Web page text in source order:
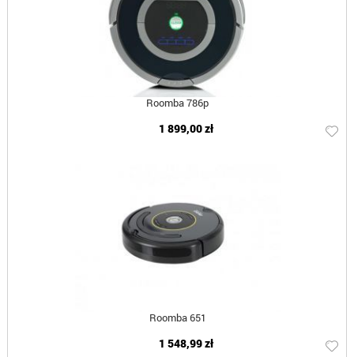
Roomba 786p
1 899,00 zł
Roomba 651
1 548,99 zł